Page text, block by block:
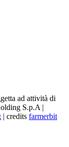
ad attività di
S.p.A |
| credits farmerbit